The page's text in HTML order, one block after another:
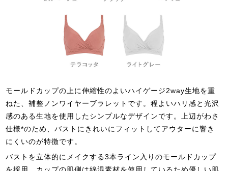
モールドカップの上に伸縮性のよいハイゲージ2way生地を重
ねた、補整ノンワイヤーブラレットです。程よいハリ感と光沢
感のある生地を使用したシンプルなデザインです。上辺がわさ
仕様*のため、バストにきれいにフィットしてアウターに響き
にくいのが特徴です。
バストを立体的にメイクする3本ライン入りのモールドカップ